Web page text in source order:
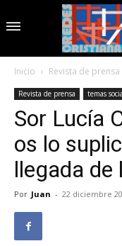
Inicio Revista de prensa
Revista de prensa temas
Sor Lucía
os lo
llegada de
Por Juan - 22 diciembre